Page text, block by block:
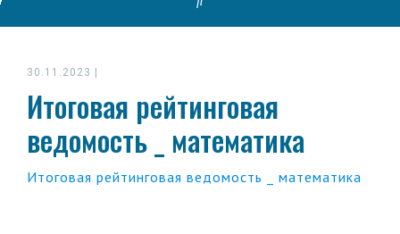
30.11.2023
Итоговая рейтинговая
ведомость _ математика
Итоговая рейтинговая ведомость _ математика